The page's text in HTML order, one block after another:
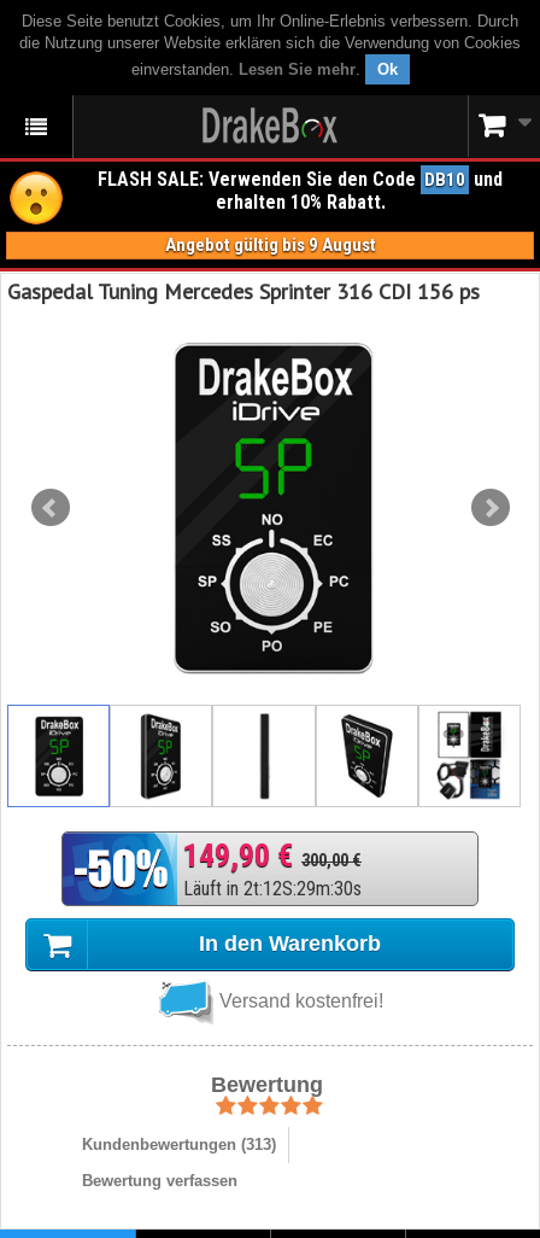
Diese Seite benutzt Cookies, um Ihr Online-Erlebnis verbessern. Durch
die Nutzung unserer Website erklären sich die Verwendung von Cookies
einverstanden. Lesen Sie mehr. Ok
FLASH SALE: Verwenden Sie den Code DB10 und
erhalten 10% Rabatt.
Angebot gültig bis 9 August
Gaspedal Tuning Mercedes Sprinter 316 CDI 156 ps
149,90 € 300,00 €
Läuft in 2t:12S:29m:29s
In den Warenkorb
Versand kostenfrei!
Bewertung
Kundenbewertungen (313)
Bewertung verfassen